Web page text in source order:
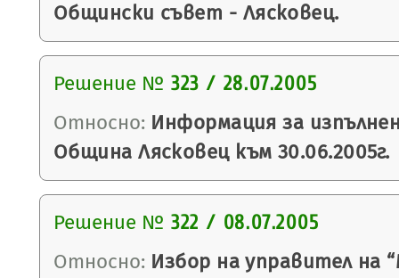
Общински съвет - Лясковец.
Решение № 323 / 28.07.2005
Относно: Информация за
Община Лясковец към 30.06.2005г.
Решение № 322 / 08.07.2005
Относно: Избор на управител на